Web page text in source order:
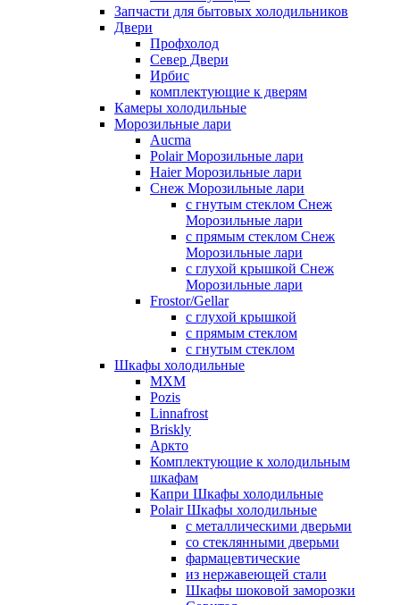
Запчасти для бытовых холодильников
Двери
Профхолод
Север Двери
Ирбис
комплектующие к дверям
Камеры холодильные
Морозильные лари
Aucma
Polair Морозильные лари
Haier Морозильные лари
Снеж Морозильные лари
с гнутым стеклом Снеж
Морозильные лари
с прямым стеклом Снеж
Морозильные лари
с глухой крышкой Снеж
Морозильные лари
Frostor/Gellar
с глухой крышкой
с прямым стеклом
с гнутым стеклом
Шкафы холодильные
МХМ
Pozis
Linnafrost
Briskly
Аркто
Комплектующие к холодильным
шкафам
Капри Шкафы холодильные
Polair Шкафы холодильные
с металлическими дверьми
со стеклянными дверьми
фармацевтические
из нержавеющей стали
Шкафы шоковой заморозки